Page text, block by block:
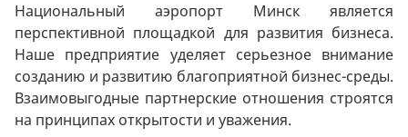
Национальный аэропорт Минск является
перспективной площадкой для развития бизнеса.
Наше предприятие уделяет серьезное внимание
созданию и развитию благоприятной бизнес-среды.
Взаимовыгодные партнерские отношения строятся
на принципах открытости и уважения.